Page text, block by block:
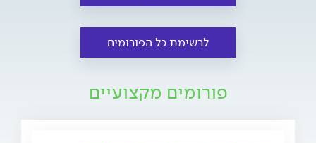
לרשימת כל הפורומים
פורומים מקצועיים